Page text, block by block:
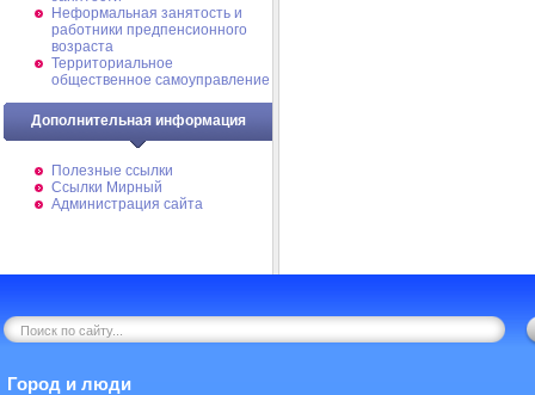
Неформальная занятость и
работники предпенсионного
возраста
Территориальное
общественное самоуправление
Дополнительная информация
Полезные ссылки
Ссылки Мирный
Администрация сайта
Город и люди